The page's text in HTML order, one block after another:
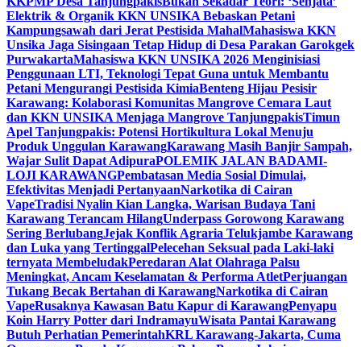
Elektrik & Organik KKN UNSIKA Bebaskan Petani
Kampungsawah dari Jerat Pestisida MahalMahasiswa KKN
Unsika Jaga Sisingaan Tetap Hidup di Desa Parakan Garokgek
PurwakartaMahasiswa KKN UNSIKA 2026 Menginisiasi
Penggunaan LTI, Teknologi Tepat Guna untuk Membantu
Petani Mengurangi Pestisida KimiaBenteng Hijau Pesisir
Karawang: Kolaborasi Komunitas Mangrove Cemara Laut
dan KKN UNSIKA Menjaga Mangrove TanjungpakisTimun
Apel Tanjungpakis: Potensi Hortikultura Lokal Menuju
Produk Unggulan KarawangKarawang Masih Banjir Sampah,
Wajar Sulit Dapat AdipuraPOLEMIK JALAN BADAMI-
LOJI KARAWANGPembatasan Media Sosial Dimulai,
Efektivitas Menjadi PertanyaanNarkotika di Cairan
VapeTradisi Nyalin Kian Langka, Warisan Budaya Tani
Karawang Terancam HilangUnderpass Gorowong Karawang
Sering BerlubangJejak Konflik Agraria Telukjambe Karawang
dan Luka yang TertinggalPelecehan Seksual pada Laki-laki
ternyata MembeludakPeredaran Alat Olahraga Palsu
Meningkat, Ancam Keselamatan & Performa AtletPerjuangan
Tukang Becak Bertahan di KarawangNarkotika di Cairan
VapeRusaknya Kawasan Batu Kapur di KarawangPenyapu
Koin Harry Potter dari IndramayuWisata Pantai Karawang
Butuh Perhatian PemerintahKRL Karawang-Jakarta, Cuma